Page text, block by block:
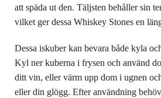
att späda ut den. Täljsten behåller sin
vilket ger dessa Whiskey Stones en
Dessa iskuber kan bevara både kyla
Kyl ner kuberna i frysen och använd
ditt vin, eller värm upp dom i ugnen
eller din glögg. Efter användning